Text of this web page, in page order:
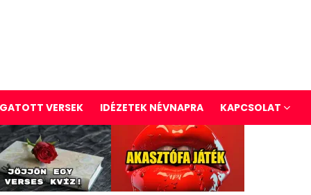
VERSEK IDÉZETEK NÉVNAPRA KAPCSOLAT